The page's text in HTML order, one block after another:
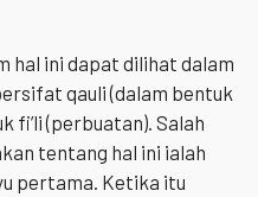
hal ini dapat dilihat dalam
qauli (dalam bentuk
fi’li (perbuatan). Salah
tentang hal ini ialah
pertama. Ketika itu